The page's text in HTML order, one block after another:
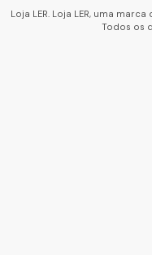
Loja LER. Loja LER, uma marca
Todos os